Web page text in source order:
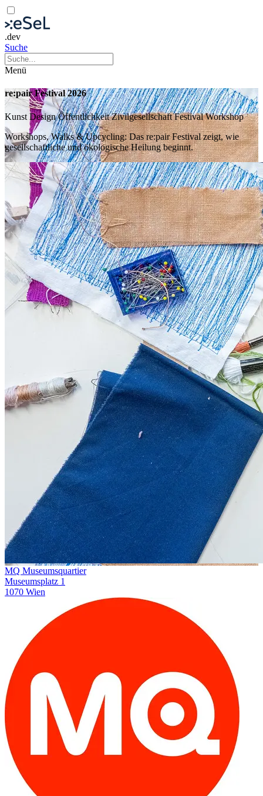
.dev
Suche
Menü
re:pair Festival 2026
Kunst DesignÖffentlichkeitZivilgesellschaftFestivalWorkshop
Workshops, Walks & Upcycling: Das re:pair Festival zeigt, wie
gesellschaftliche und ökologische Heilung beginnt.
MQ Museumsquartier
Museumsplatz 1
1070 Wien